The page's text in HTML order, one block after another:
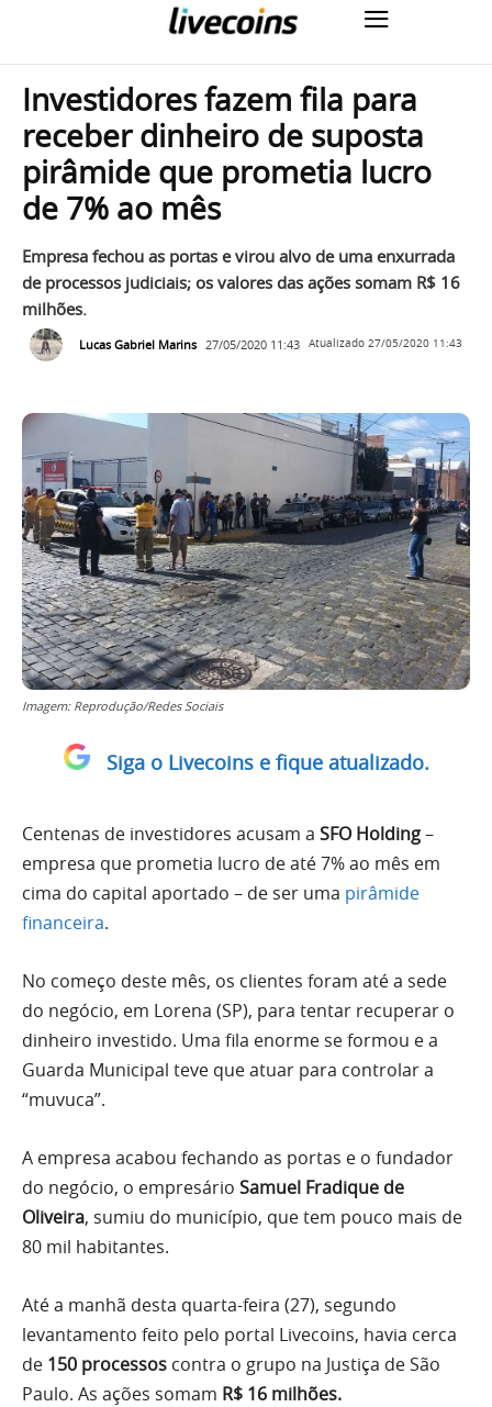
Investidores fazem fila para
receber dinheiro de suposta
pirâmide que prometia lucro
de 7% ao mês
Empresa fechou as portas e virou alvo de uma enxurrada
de processos judiciais; os valores das ações somam R$ 16
milhões.
Lucas Gabriel Marins 27/05/2020 11:43 Atualizado 27/05/2020 11:43
Imagem: Reprodução/Redes Sociais
Siga o Livecoins e fique atualizado.
Centenas de investidores acusam a SFO Holding–
empresa que prometia lucro de até 7% ao mês em
cima do capital aportado – de ser uma pirâmide
financeira.
No começo deste mês, os clientes foram até a sede
do negócio, em Lorena (SP), para tentar recuperar o
dinheiro investido. Uma fila enorme se formou e a
Guarda Municipal teve que atuar para controlar a
“muvuca”.
A empresa acabou fechando as portas e o fundador
do negócio, o empresário Samuel Fradique de
Oliveira, sumiu do município, que tem pouco mais de
80 mil habitantes.
Até a manhã desta quarta-feira (27), segundo
levantamento feito pelo portal Livecoins, havia cerca
de 150 processos contra o grupo na Justiça de São
Paulo. As ações somam R$ 16 milhões.